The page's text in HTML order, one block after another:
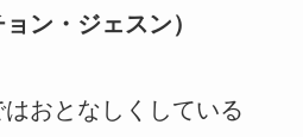
ン・ジェスン）
おとなしくしている